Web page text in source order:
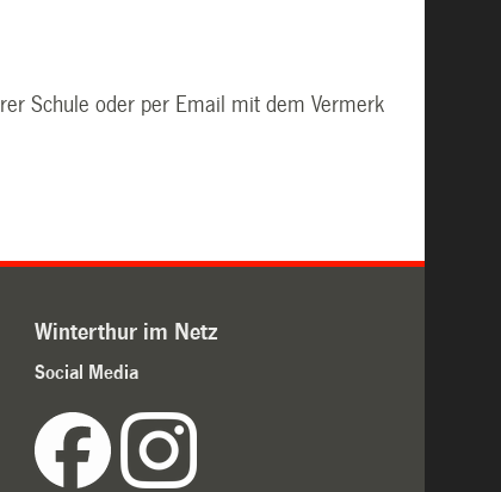
Schule oder per Email mit dem Vermerk
Winterthur im Netz
Social Media